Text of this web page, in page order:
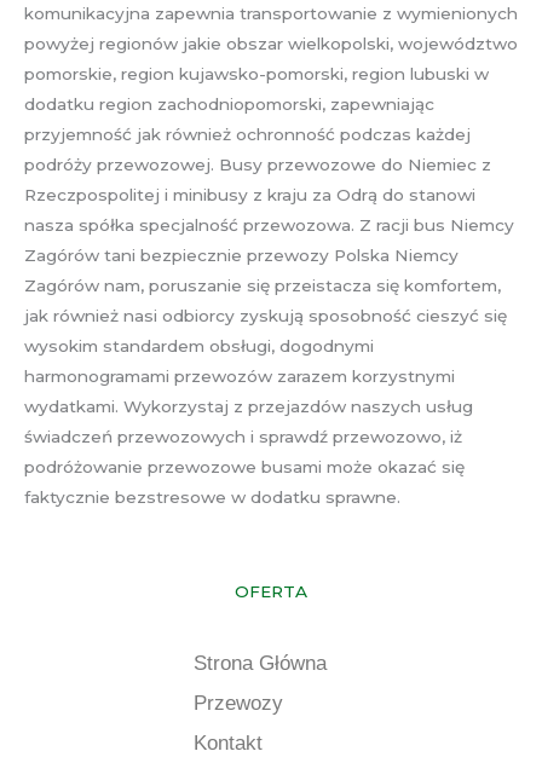
komunikacyjna zapewnia transportowanie z wymienionych
powyżej regionów jakie obszar wielkopolski, województwo
pomorskie, region kujawsko-pomorski, region lubuski w
dodatku region zachodniopomorski, zapewniając
przyjemność jak również ochronność podczas każdej
podróży przewozowej. Busy przewozowe do Niemiec z
Rzeczpospolitej i minibusy z kraju za Odrą do stanowi
nasza spółka specjalność przewozowa. Z racji bus Niemcy
Zagórów tani bezpiecznie przewozy Polska Niemcy
Zagórów nam, poruszanie się przeistacza się komfortem,
jak również nasi odbiorcy zyskują sposobność cieszyć się
wysokim standardem obsługi, dogodnymi
harmonogramami przewozów zarazem korzystnymi
wydatkami. Wykorzystaj z przejazdów naszych usług
świadczeń przewozowych i sprawdź przewozowo, iż
podróżowanie przewozowe busami może okazać się
faktycznie bezstresowe w dodatku sprawne.
OFERTA
Strona Główna
Przewozy
Kontakt